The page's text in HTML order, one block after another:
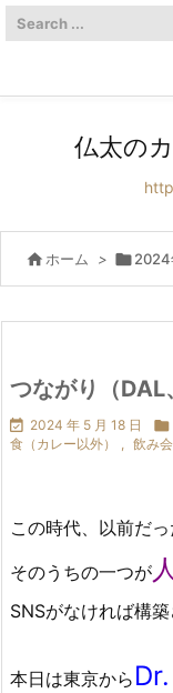
仏太の
 ホーム > 2024
つながり（DAL
 2024 年 5 月 18 日 
食（カレー以外）
, 飲み会
この時代、以前だ
そのうちの一つが
SNSがなければ構
本日は東京から